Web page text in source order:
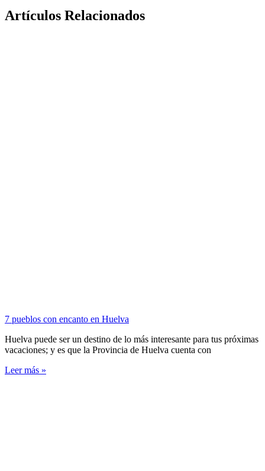
Artículos Relacionados
7 pueblos con encanto en Huelva
Huelva puede ser un destino de lo más interesante para tus próximas
vacaciones; y es que la Provincia de Huelva cuenta con
Leer más »